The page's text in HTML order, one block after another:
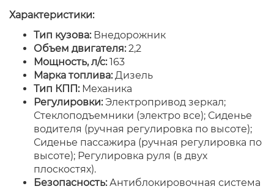
Характеристики:
Тип кузова:Внедорожник
Объем двигателя:2,2
Мощность, л/с:163
Марка топлива:Дизель
Тип КПП:Механика
Регулировки:Электропривод зеркал;
Стеклоподъемники (электро все); Сиденье
водителя (ручная регулировка по высоте);
Сиденье пассажира (ручная регулировка по
высоте); Регулировка руля (в двух
плоскостях).
Безопасность:Антиблокировочная система